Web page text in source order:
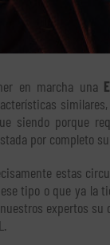
en marcha una
siendo porque
por completo
estas
tipo o que ya la
expertos su